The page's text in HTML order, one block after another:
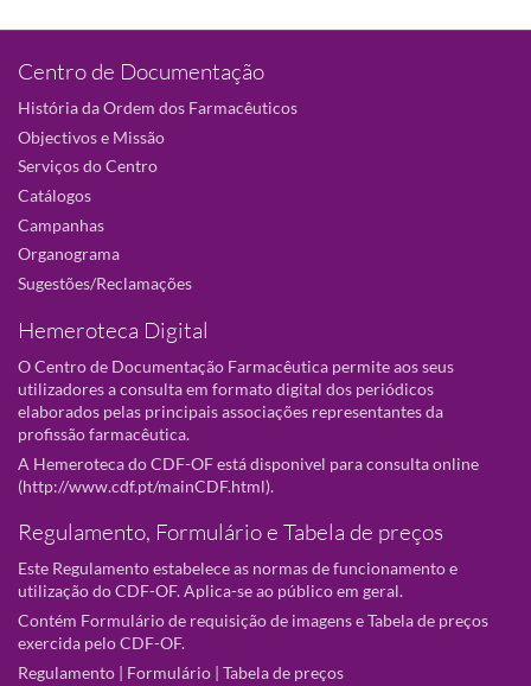
Centro de Documentação
História da Ordem dos Farmacêuticos
Objectivos e Missão
Serviços do Centro
Catálogos
Campanhas
Organograma
Sugestões/Reclamações
Hemeroteca Digital
O Centro de Documentação Farmacêutica permite aos seus
utilizadores a consulta em formato digital dos periódicos
elaborados pelas principais associações representantes da
profissão farmacêutica.
A Hemeroteca do CDF-OF está disponivel para consulta online
(http://www.cdf.pt/mainCDF.html).
Regulamento, Formulário e Tabela de preços
Este Regulamento estabelece as normas de funcionamento e
utilização do CDF-OF. Aplica-se ao público em geral.
Contém Formulário de requisição de imagens e Tabela de preços
exercida pelo CDF-OF.
Regulamento | Formulário | Tabela de preços